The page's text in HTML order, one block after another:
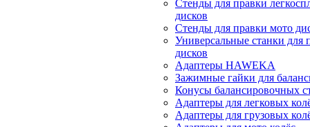
Стенды для правки
дисков
Стенды для правки мото
Универсальные станки для
дисков
Адаптеры HAWEKA
Зажимные гайки для
Конусы балансировочных
Адаптеры для легковых
Адаптеры для грузовых